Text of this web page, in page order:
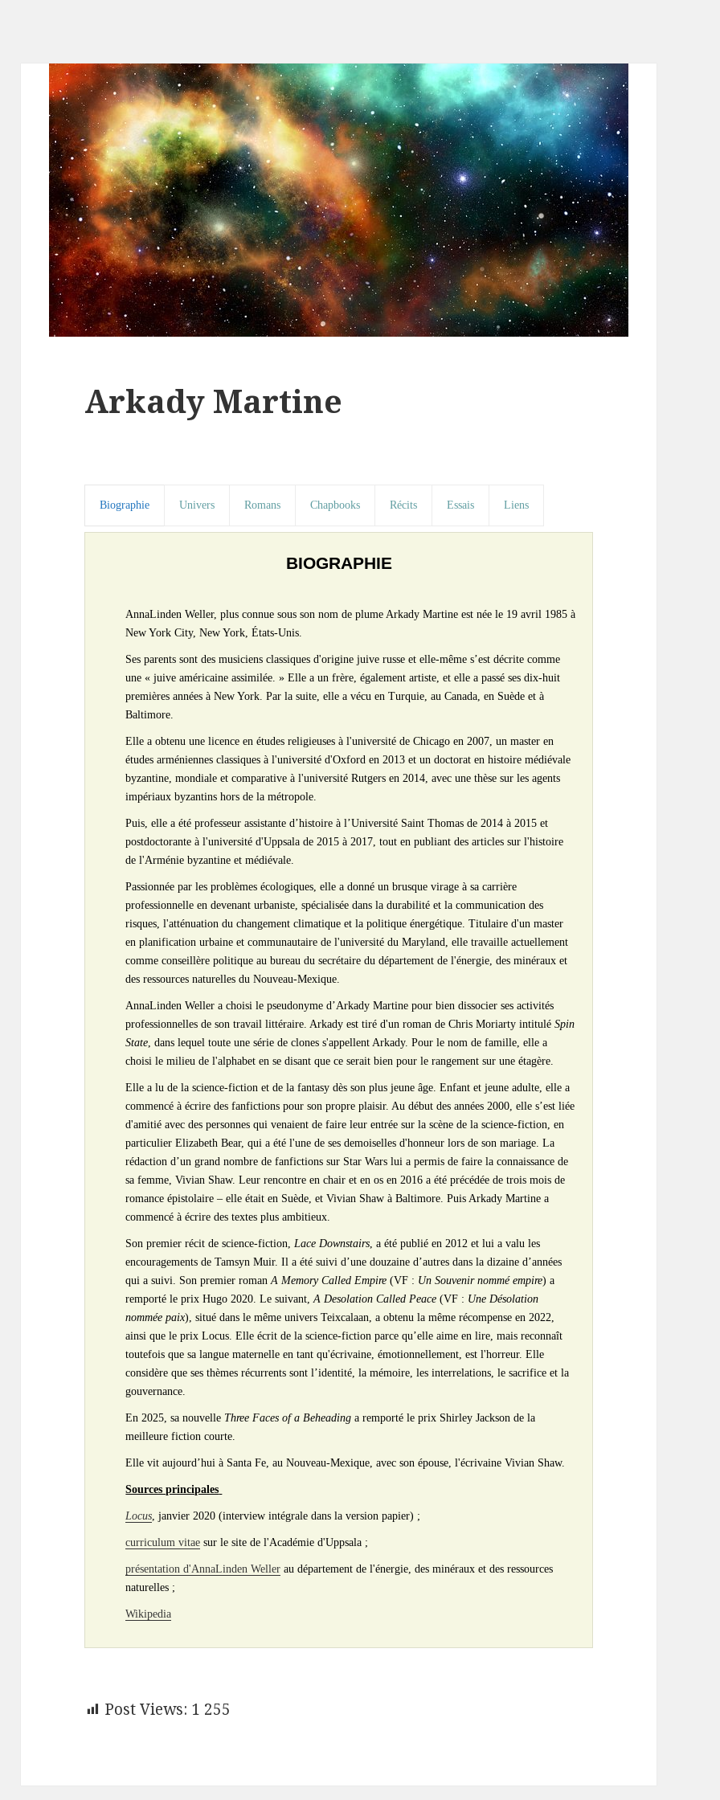
Arkady Martine
Biographie Univers Romans Chapbooks Récits Essais Liens
BIOGRAPHIE
AnnaLinden Weller, plus connue sous son nom de plume Arkady Martine est née le 19 avril 1985 à
New York City, New York, États-Unis.
Ses parents sont des musiciens classiques d'origine juive russe et elle-même s’est décrite comme
une « juive américaine assimilée. » Elle a un frère, également artiste, et elle a passé ses dix-huit
premières années à New York. Par la suite, elle a vécu en Turquie, au Canada, en Suède et à
Baltimore.
Elle a obtenu une licence en études religieuses à l'université de Chicago en 2007, un master en
études arméniennes classiques à l'université d'Oxford en 2013 et un doctorat en histoire médiévale
byzantine, mondiale et comparative à l'université Rutgers en 2014, avec une thèse sur les agents
impériaux byzantins hors de la métropole.
Puis, elle a été professeur assistante d’histoire à l’Université Saint Thomas de 2014 à 2015 et
postdoctorante à l'université d'Uppsala de 2015 à 2017, tout en publiant des articles sur l'histoire
de l'Arménie byzantine et médiévale.
Passionnée par les problèmes écologiques, elle a donné un brusque virage à sa carrière
professionnelle en devenant urbaniste, spécialisée dans la durabilité et la communication des
risques, l'atténuation du changement climatique et la politique énergétique. Titulaire d'un master
en planification urbaine et communautaire de l'université du Maryland, elle travaille actuellement
comme conseillère politique au bureau du secrétaire du département de l'énergie, des minéraux et
des ressources naturelles du Nouveau-Mexique.
AnnaLinden Weller a choisi le pseudonyme d’Arkady Martine pour bien dissocier ses activités
professionnelles de son travail littéraire. Arkady est tiré d'un roman de Chris Moriarty intituléSpin
State, dans lequel toute une série de clones s'appellent Arkady. Pour le nom de famille, elle a
choisi le milieu de l'alphabet en se disant que ce serait bien pour le rangement sur une étagère.
Elle a lu de la science-fiction et de la fantasy dès son plus jeune âge. Enfant et jeune adulte, elle a
commencé à écrire des fanfictions pour son propre plaisir. Au début des années 2000, elle s’est liée
d'amitié avec des personnes qui venaient de faire leur entrée sur la scène de la science-fiction, en
particulier Elizabeth Bear, qui a été l'une de ses demoiselles d'honneur lors de son mariage. La
rédaction d’un grand nombre de fanfictions sur Star Wars lui a permis de faire la connaissance de
sa femme, Vivian Shaw. Leur rencontre en chair et en os en 2016 a été précédée de trois mois de
romance épistolaire – elle était en Suède, et Vivian Shaw à Baltimore. Puis Arkady Martine a
commencé à écrire des textes plus ambitieux.
Son premier récit de science-fiction,Lace Downstairs, a été publié en 2012 et lui a valu les
encouragements de Tamsyn Muir. Il a été suivi d’une douzaine d’autres dans la dizaine d’années
qui a suivi. Son premier romanA Memory Called Empire (VF : Un Souvenir nommé empire) a
remporté le prix Hugo 2020. Le suivant,A Desolation Called Peace (VF : Une Désolation
nommée paix), situé dans le même univers Teixcalaan, a obtenu la même récompense en 2022,
ainsi que le prix Locus. Elle écrit de la science-fiction parce qu’elle aime en lire, mais reconnaît
toutefois que sa langue maternelle en tant qu'écrivaine, émotionnellement, est l'horreur. Elle
considère que ses thèmes récurrents sont l’identité, la mémoire, les interrelations, le sacrifice et la
gouvernance.
En 2025, sa nouvelle Three Faces of a Beheading a remporté le prix Shirley Jackson de la
meilleure fiction courte.
Elle vit aujourd’hui à Santa Fe, au Nouveau-Mexique, avec son épouse, l'écrivaine Vivian Shaw.
Sources principales
Locus, janvier 2020 (interview intégrale dans la version papier) ;
curriculum vitae sur le site de l'Académie d'Uppsala ;
présentation d'AnnaLinden Weller au département de l'énergie, des minéraux et des ressources
naturelles ;
Wikipedia
Post Views: 1 255